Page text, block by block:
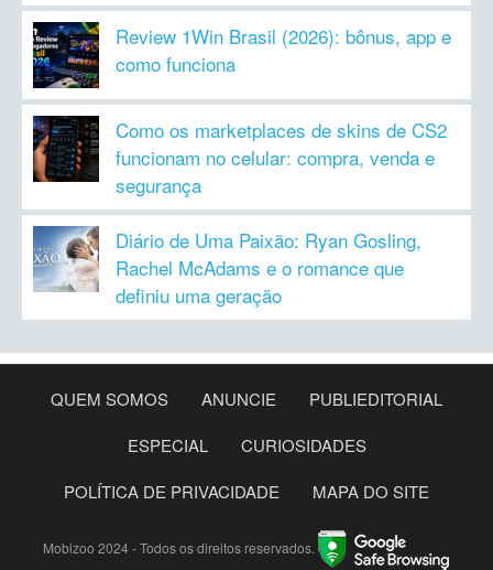
Review 1Win Brasil (2026): bônus, app e
como funciona
Como os marketplaces de skins de CS2
funcionam no celular: compra, venda e
segurança
Diário de Uma Paixão: Ryan Gosling,
Rachel McAdams e o romance que
definiu uma geração
QUEM SOMOS ANUNCIE
PUBLIEDITORIAL
ESPECIAL
CURIOSIDADES
POLÍTICA DE PRIVACIDADE
MAPA DO SITE
Mobizoo 2024 - Todos os direitos reservados.